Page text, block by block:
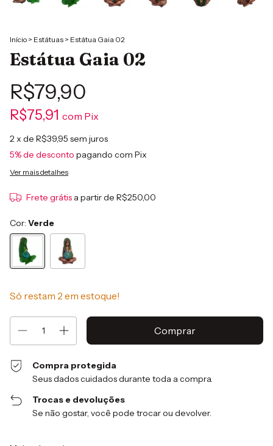
Início > Estátuas > Estátua Gaia 02
Estátua Gaia 02
R$79,90
R$75,91 com Pix
2x de R$39,95 sem juros
5% de desconto pagando com Pix
Ver mais detalhes
Frete grátis a partir de R$250,00
Cor: Verde
Só restam 2 em estoque!
Compra protegida
Seus dados cuidados durante toda a compra.
Trocas e devoluções
Se não gostar, você pode trocar ou devolver.